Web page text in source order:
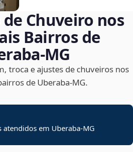
Chuveiro nos
Bairros de
troca e ajustes de chuveiros nos
de Uberaba‑MG.
atendidos em Uberaba-MG